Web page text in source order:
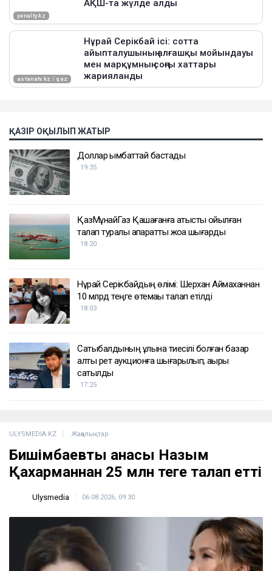
ҚАЗІР ОҚЫЛЫП ЖАТЫР
Доллар қымбаттай бастады
19:35
ҚазМұнайГаз Қашағанға қатысты қойылған
талап туралы ақпаратты жоққа шығарды
18:20
Нұрай Серікбайдың өлімі: Шерхан Аймаханнан
10 млрд теңге өтемақы талап етілді
18:03
Сатыбалдының ұлына тиесілі болған базар
алты рет аукционға шығарылып, ақыры
сатылды
17:25
ULYSMEDIA.KZ Жаңалықтар
Бишімбаевтың анасы Назым
Қахарманнан 25 млн теңге талап етті
Ulysmedia 06.08.2026, 09:30